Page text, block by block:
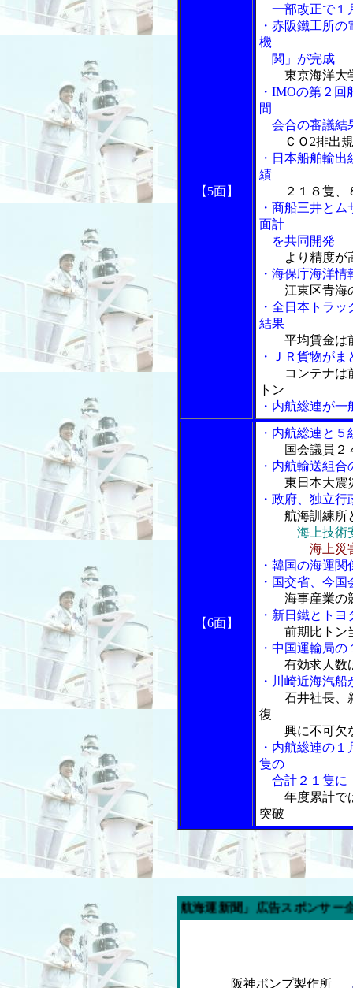
【5面】
一部改正で１
・赤阪鐵工所
機
関」が完成
東京海洋大
・IMOの第２
間
会合の審議結
ＣＯ2排出
・日本船舶輸
績
２１８隻
・商船三井と
面計
を共同開発
より精度が
・海保庁海洋
江東区青海
・全日本トラ
結果
平均賃金は
・ＪＲ貨物が
コンテナは
トン
・内航総連が
【6面】
・内航総連と
国会議員２
・内航輸送組
東日本大震
・政府、独立
航海訓練所
海上技術
海上災
・韓国の海運
・国交省、今
海事産業の
・新日鐵とト
前期比トン
・中国運輸局
有効求人数
・川崎近海汽
石井社長、
復
興に不可欠
・内航総連の
隻の
合計２１隻に
年度累計で
突破
今週の「内航海運新聞」広告スポンサー企業
阪神ポンプ製作所